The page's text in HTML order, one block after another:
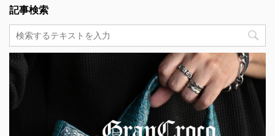
記事検索